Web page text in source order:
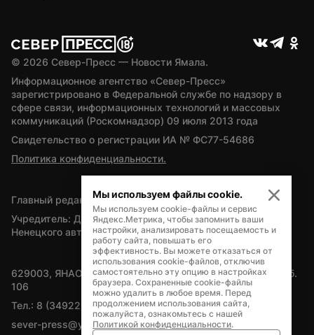
© 2026 Север-Пресс — Новости Ямала.
Информационное агентство «Север-Пресс»
зарегистрировано в Федеральной службе по надзору в
сфере связи, информационных технологий и массовых
коммуникаций (Роскомнадзор) 09 июля 2013 года
Свидетельство о регистрации ИА № ФС77-54686
Политика конфиденциальности.
Главный редактор — А.Л. Поздеев
Учредитель: Департамент внутренней политики Ямало-
Ненецкого автономного округа
629003, ЯНАО, Салехард, мкр. Богдана Кнунянца, д.1, каб.
106
Тел.: 8 (34922) 71262
sever-press@yamal-media.ru
Мы используем файлы cookie.
Мы используем cookie-файлы и сервис
Яндекс.Метрика, чтобы запомнить ваши
настройки, анализировать посещаемость и
работу сайта, повышать его
эффективность. Вы можете отказаться от
использования cookie-файлов, отключив
самостоятельно эту опцию в настройках
браузера. Сохраненные cookie-файлы
можно удалить в любое время. Перед
продолжением использования сайта,
пожалуйста, ознакомьтесь с нашей
Политикой конфиденциальности.